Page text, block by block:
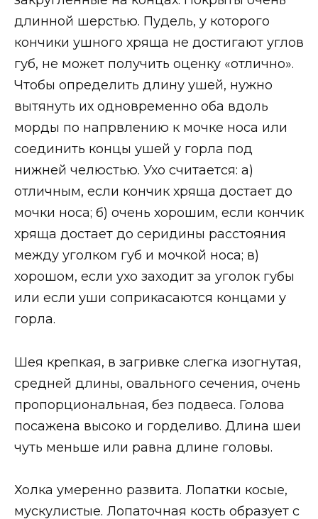
длинной шерстью. Пудель, у которого
кончики ушного хряща не достигают углов
губ, не может получить оценку «отлично».
Чтобы определить длину ушей, нужно
вытянуть их одновременно оба вдоль
морды по напрвлению к мочке носа или
соединить концы ушей у горла под
нижней челюстью. Ухо считается: а)
отличным, если кончик хряща достает до
мочки носа; б) очень хорошим, если кончик
хряща достает до серидины расстояния
между уголком губ и мочкой носа; в)
хорошом, если ухо заходит за уголок губы
или если уши соприкасаются концами у
горла.
Шея крепкая, в загривке слегка изогнутая,
средней длины, овального сечения, очень
пропорциональная, без подвеса. Голова
посажена высоко и горделиво. Длина шеи
чуть меньше или равна длине головы.
Холка умеренно развита. Лопатки косые,
мускулистые. Лопаточная кость образует с